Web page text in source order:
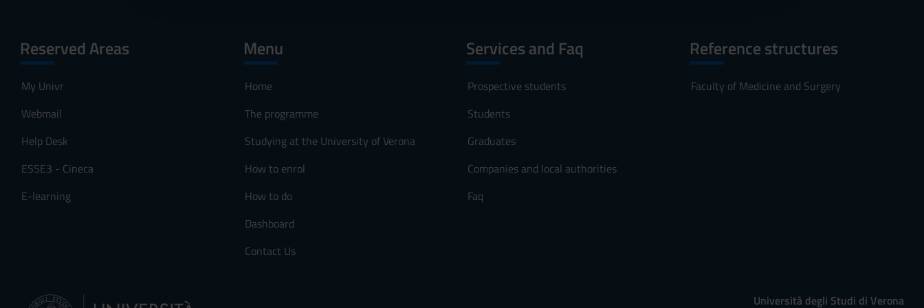
Reserved Areas
My Univr
Webmail
Help Desk
ESSE3 - Cineca
E-learning
Menu
Home
The programme
Studying at the University of Verona
How to enrol
How to do
Dashboard
Contact Us
Services and Faq
Prospective students
Students
Graduates
Companies and local authorities
Faq
Reference structures
Faculty of Medicine and Surgery
Università degli Studi di Verona